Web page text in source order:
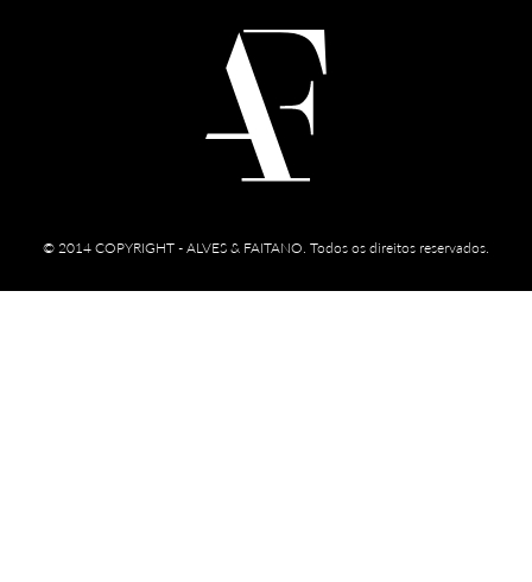
© 2014 COPYRIGHT - ALVES & FAITANO. Todos os direitos reservados.